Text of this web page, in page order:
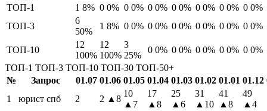
ТОП-1 1 8% 0 0% 0 0% 0 0% 0 0% 0 0% 0 0% 0 0%
ТОП-3
6
50%
1 8% 0 0% 0 0% 0 0% 0 0% 0 0% 0 0%
ТОП-10
12
100%
12
100%
3
25%
0 0% 0 0% 0 0% 0 0% 0 0%
ТОП-1 ТОП-3 ТОП-10 ТОП-30 ТОП-50+
№
Запрос 01.07 01.06 01.05 01.04 01.03 01.02 01.01 01.12
1
юрист спб 2 2 ▲8
10
▲7
17
▲8
25
▲6
31
▲10
41
▲8
49
▲4